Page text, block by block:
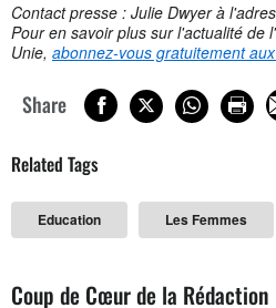
Contact presse : Julie Dwyer à
Pour en savoir plus sur l'actualité de
Unie, abonnez-vous gratuitement
Share
Related Tags
Education Les Femmes
Coup de Cœur de la Rédaction